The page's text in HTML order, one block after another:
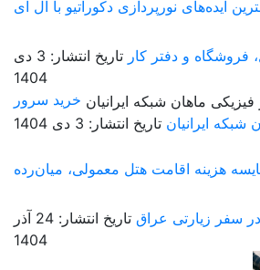
ایده‌های نورپردازی دکوراتیو با ال ای
و دفتر کار
تاریخ انتشار: 3 دی
1404
خرید سرور
ایرانیان تاریخ انتشار: 3 دی 1404
هزینه اقامت هتل معمولی، میان‌رده
تاریخ انتشار: 24 آذر
1404